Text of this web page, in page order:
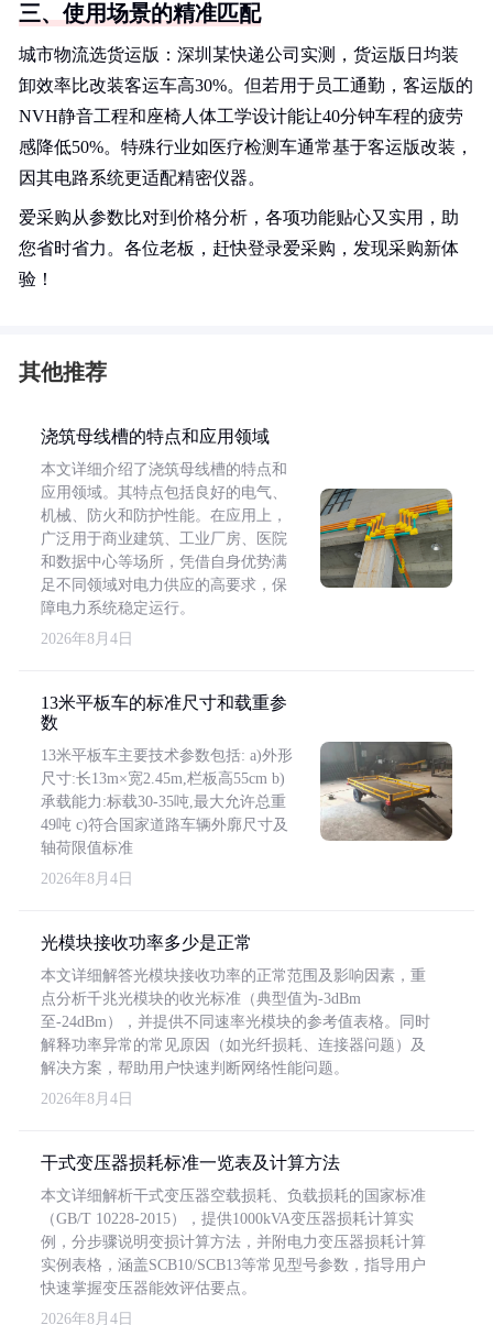
三、使用场景的精准匹配
城市物流选货运版：深圳某快递公司实测，货运版日均装
卸效率比改装客运车高30%。但若用于员工通勤，客运版的
NVH静音工程和座椅人体工学设计能让40分钟车程的疲劳
感降低50%。特殊行业如医疗检测车通常基于客运版改装，
因其电路系统更适配精密仪器。
爱采购从参数比对到价格分析，各项功能贴心又实用，助
您省时省力。各位老板，赶快登录爱采购，发现采购新体
验！
其他推荐
浇筑母线槽的特点和应用领域
本文详细介绍了浇筑母线槽的特点和
应用领域。其特点包括良好的电气、
机械、防火和防护性能。在应用上，
广泛用于商业建筑、工业厂房、医院
和数据中心等场所，凭借自身优势满
足不同领域对电力供应的高要求，保
障电力系统稳定运行。
2026年8月4日
13米平板车的标准尺寸和载重参
数
13米平板车主要技术参数包括: a)外形
尺寸:长13m×宽2.45m,栏板高55cm b)
承载能力:标载30-35吨,最大允许总重
49吨 c)符合国家道路车辆外廓尺寸及
轴荷限值标准
2026年8月4日
光模块接收功率多少是正常
本文详细解答光模块接收功率的正常范围及影响因素，重
点分析千兆光模块的收光标准（典型值为-3dBm
至-24dBm），并提供不同速率光模块的参考值表格。同时
解释功率异常的常见原因（如光纤损耗、连接器问题）及
解决方案，帮助用户快速判断网络性能问题。
2026年8月4日
干式变压器损耗标准一览表及计算方法
本文详细解析干式变压器空载损耗、负载损耗的国家标准
（GB/T 10228-2015），提供1000kVA变压器损耗计算实
例，分步骤说明变损计算方法，并附电力变压器损耗计算
实例表格，涵盖SCB10/SCB13等常见型号参数，指导用户
快速掌握变压器能效评估要点。
2026年8月4日